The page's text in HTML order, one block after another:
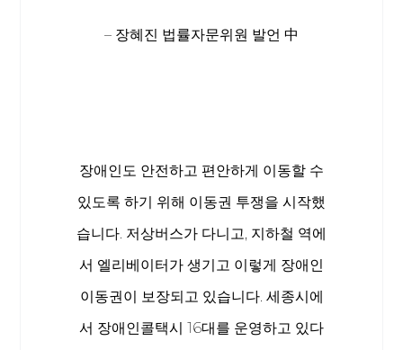
– 장혜진 법률자문위원 발언 中
장애인도 안전하고 편안하게 이동할 수
있도록 하기 위해 이동권 투쟁을 시작했
습니다. 저상버스가 다니고, 지하철 역에
서 엘리베이터가 생기고 이렇게 장애인
이동권이 보장되고 있습니다. 세종시에
서 장애인콜택시 16대를 운영하고 있다